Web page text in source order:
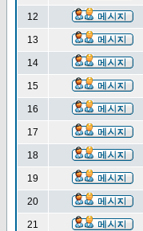
12
13
14
15
16
17
18
19
20
21